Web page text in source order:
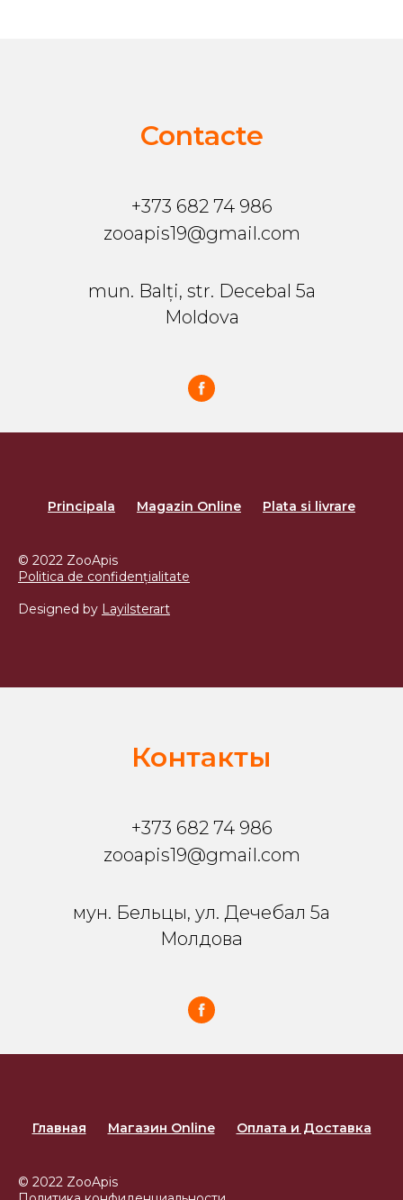
Contacte
+373 682 74 986
zooapis19@gmail.com
mun. Balți, str. Decebal 5a
Moldova
Principala Magazin Online Plata si livrare
© 2022 ZooApis
Politica de confidențialitate
Designed by Layilsterart
Контакты
+373 682 74 986
zooapis19@gmail.com
мун. Бельцы, ул. Дечебал 5a
Молдова
Главная Магазин Online Оплата и Доставка
© 2022 ZooApis